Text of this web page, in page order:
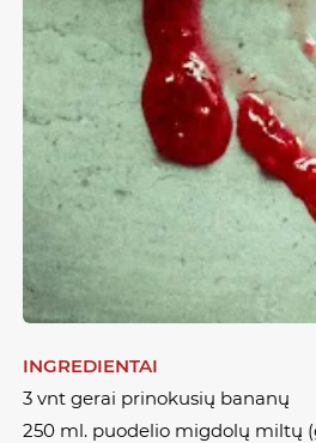
INGREDIENTAI
3 vnt gerai prinokusių bananų
250 ml. puodelio migdolų miltų